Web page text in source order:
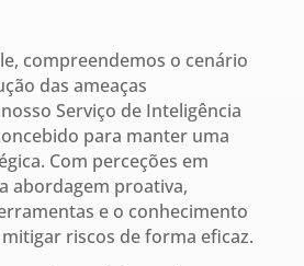
compreendemos o cenário
das ameaças
Serviço de Inteligência
para manter uma
Com perceções em
abordagem proativa,
e o conhecimento
riscos de forma eficaz.